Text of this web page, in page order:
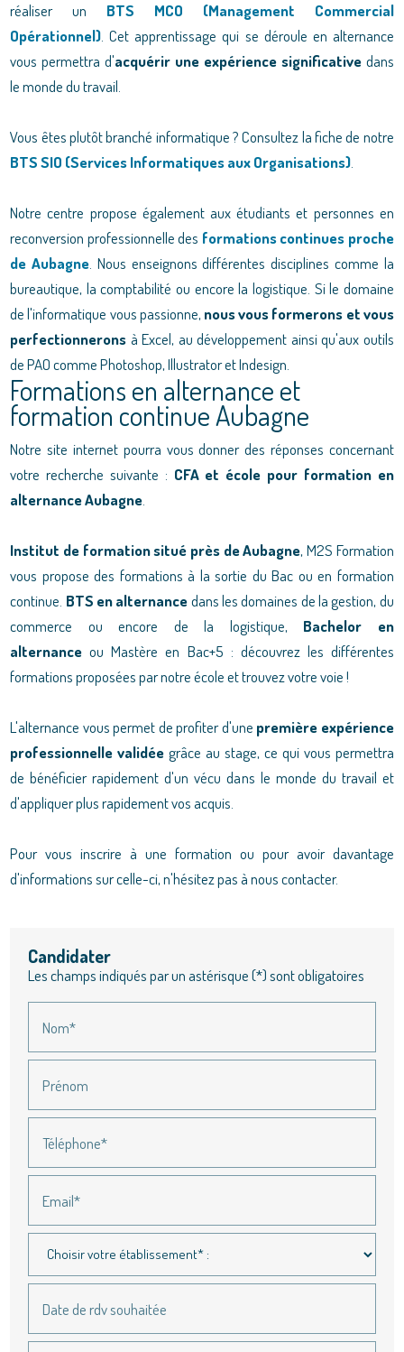
réaliser un BTS MCO (Management Commercial
Opérationnel). Cet apprentissage qui se déroule en alternance
vous permettra d'acquérir une expérience significativedans
le monde du travail.
Vous êtes plutôt branché informatique ? Consultez la fiche de notre
BTS SIO (Services Informatiques aux Organisations).
Notre centre propose également aux étudiants et personnes en
reconversion professionnelle des formations continues proche
de Aubagne. Nous enseignons différentes disciplines comme la
bureautique, la comptabilité ou encore la logistique. Si le domaine
de l'informatique vous passionne, nous vous formerons et vous
perfectionnerons à Excel, au développement ainsi qu'aux outils
de PAO comme Photoshop, Illustrator et Indesign.
Formations en alternance et
formation continue Aubagne
Notre site internet pourra vous donner des réponses concernant
votre recherche suivante : CFA et école pour formation en
alternance Aubagne.
Institut de formation situé près de Aubagne,M2S Formation
vous propose des formations à la sortie du Bac ou en formation
continue. BTS en alternancedans les domaines de la gestion, du
commerce ou encore de la logistique, Bachelor en
alternanceou Mastère en Bac+5 : découvrez les différentes
formations proposées par notre école et trouvez votre voie !
L'alternance vous permet de profiter d'une première expérience
professionnelle validée grâce au stage, ce qui vous permettra
de bénéficier rapidement d'un vécu dans le monde du travail et
d'appliquer plus rapidement vos acquis.
Pour vous inscrire à une formation ou pour avoir davantage
d'informations sur celle-ci, n'hésitez pas à nous contacter.
Candidater
Les champs indiqués par un astérisque (*) sont obligatoires
Nom*
Prénom
Téléphone*
Email*
Date de rdv souhaitée